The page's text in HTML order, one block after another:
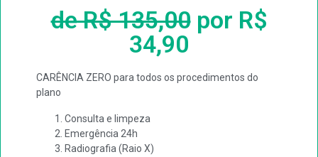
de R$ 135,00por R$
34,90
CARÊNCIA ZERO para todos os procedimentos do
plano
Consulta e limpeza
Emergência 24h
Radiografia (Raio X)